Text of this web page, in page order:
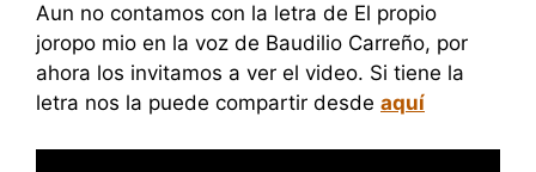
Aun no contamos con la letra de El propio
joropo mio en la voz de Baudilio Carreño, por
ahora los invitamos a ver el video. Si tiene la
letra nos la puede compartir desde aquí